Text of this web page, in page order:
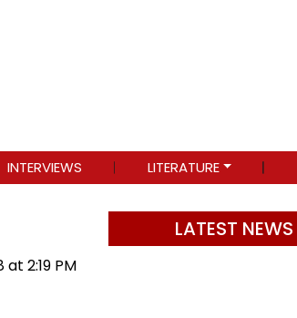
INTERVIEWS LITERATURE
at 2:19 PM
LATEST NEWS